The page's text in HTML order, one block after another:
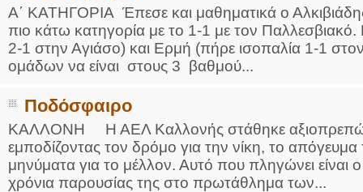
Α΄ ΚΑΤΗΓΟΡΙΑ Έπεσε και μαθηματικά ο
πιο κάτω κατηγορία με το 1-1 με τον
2-1 στην Αγιάσο) και Ερμή (πήρε ισοπαλία 1-1
ομάδων να είναι στους 3 βαθμού...
Ποδόσφαιρο
ΚΑΛΛΟΝΗ Η ΑΕΛ Καλλονής στάθηκε
εμποδίζοντας τον δρόμο για την νίκη, το
μηνύματα για το μέλλον. Αυτό που πληγώνει είναι
χρόνια παρουσίας της στο πρωτάθλημα των...